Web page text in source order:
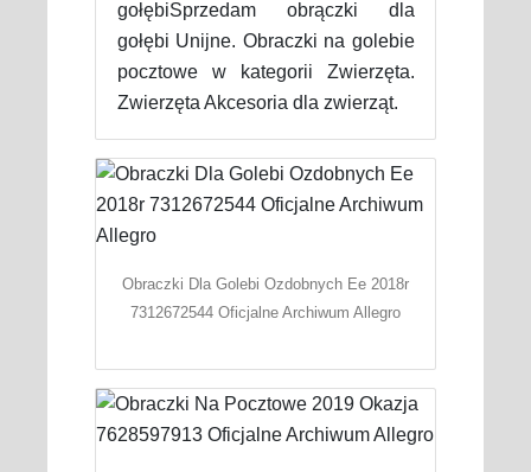
gołębiSprzedam obrączki dla
gołębi Unijne. Obraczki na golebie
pocztowe w kategorii Zwierzęta.
Zwierzęta Akcesoria dla zwierząt.
Obraczki Dla Golebi Ozdobnych Ee 2018r
7312672544 Oficjalne Archiwum Allegro